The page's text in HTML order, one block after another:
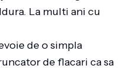
La multi ani cu
de o simpla
de flacari ca sa